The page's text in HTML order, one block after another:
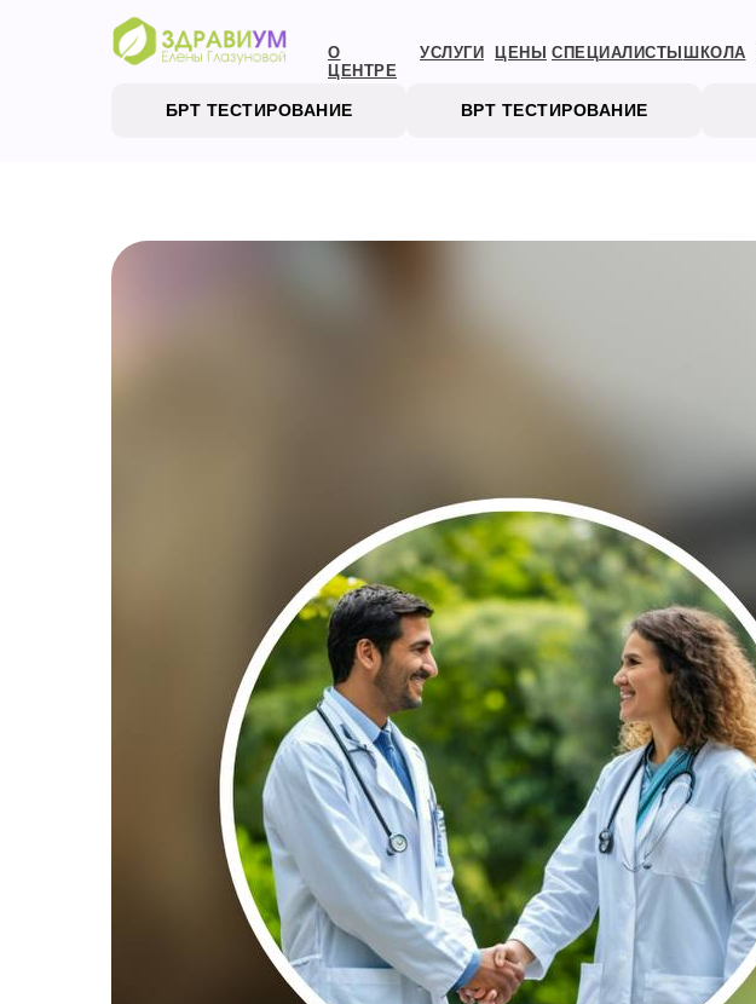
О
ЦЕНТРЕ
УСЛУГИ ЦЕНЫ СПЕЦИАЛИСТЫ ШКОЛА
БРТ ТЕСТИРОВАНИЕ ВРТ ТЕСТИРОВАНИЕ